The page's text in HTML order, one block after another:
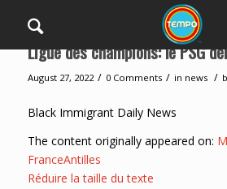
Ligue des champions: le PSG
August 27, 2022 / 0 Comments / in news /
Black Immigrant Daily News
The content originally appeared on:
FranceAntilles
Réduire la taille du texte